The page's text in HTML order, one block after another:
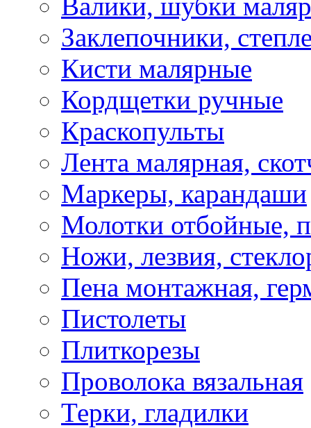
Заклепочники,
Кисти малярные
Кордщетки ручные
Краскопульты
Лента малярная,
Маркеры, карандаши
Молотки отбойные,
Ножи, лезвия,
Пена монтажная,
Пистолеты
Плиткорезы
Проволока вязальная
Терки, гладилки